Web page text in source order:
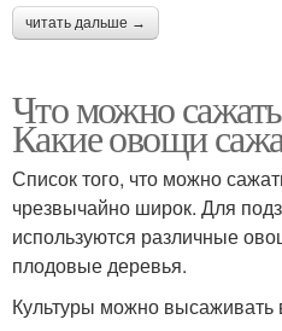
читать дальше →
Что можно
Какие овощи
Список того, что можно
чрезвычайно широк. Для
используются различные
плодовые деревья.
Культуры можно высаживать